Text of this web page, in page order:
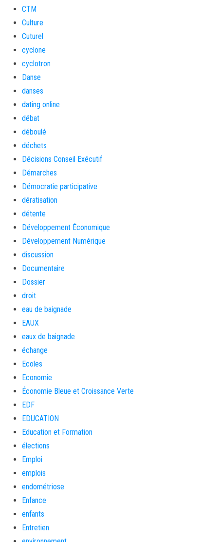
CTM
Culture
Cuturel
cyclone
cyclotron
Danse
danses
dating online
débat
déboulé
déchets
Décisions Conseil Exécutif
Démarches
Démocratie participative
dératisation
détente
Développement Économique
Développement Numérique
discussion
Documentaire
Dossier
droit
eau de baignade
EAUX
eaux de baignade
échange
Ecoles
Economie
Économie Bleue et Croissance Verte
EDF
EDUCATION
Education et Formation
élections
Emploi
emplois
endométriose
Enfance
enfants
Entretien